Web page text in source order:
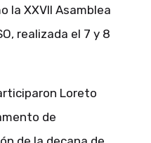
la XXVII Asamblea
realizada el 7 y 8
Loreto
de